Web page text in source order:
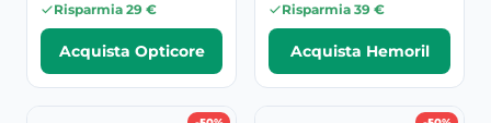
Risparmia 29 €
Acquista Opticore
Risparmia 39 €
Acquista Hemoril